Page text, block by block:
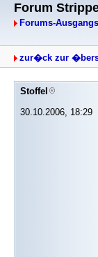
Forum
Forums-
zur�ck zur
Stoffel
30.10.2006, 18:29